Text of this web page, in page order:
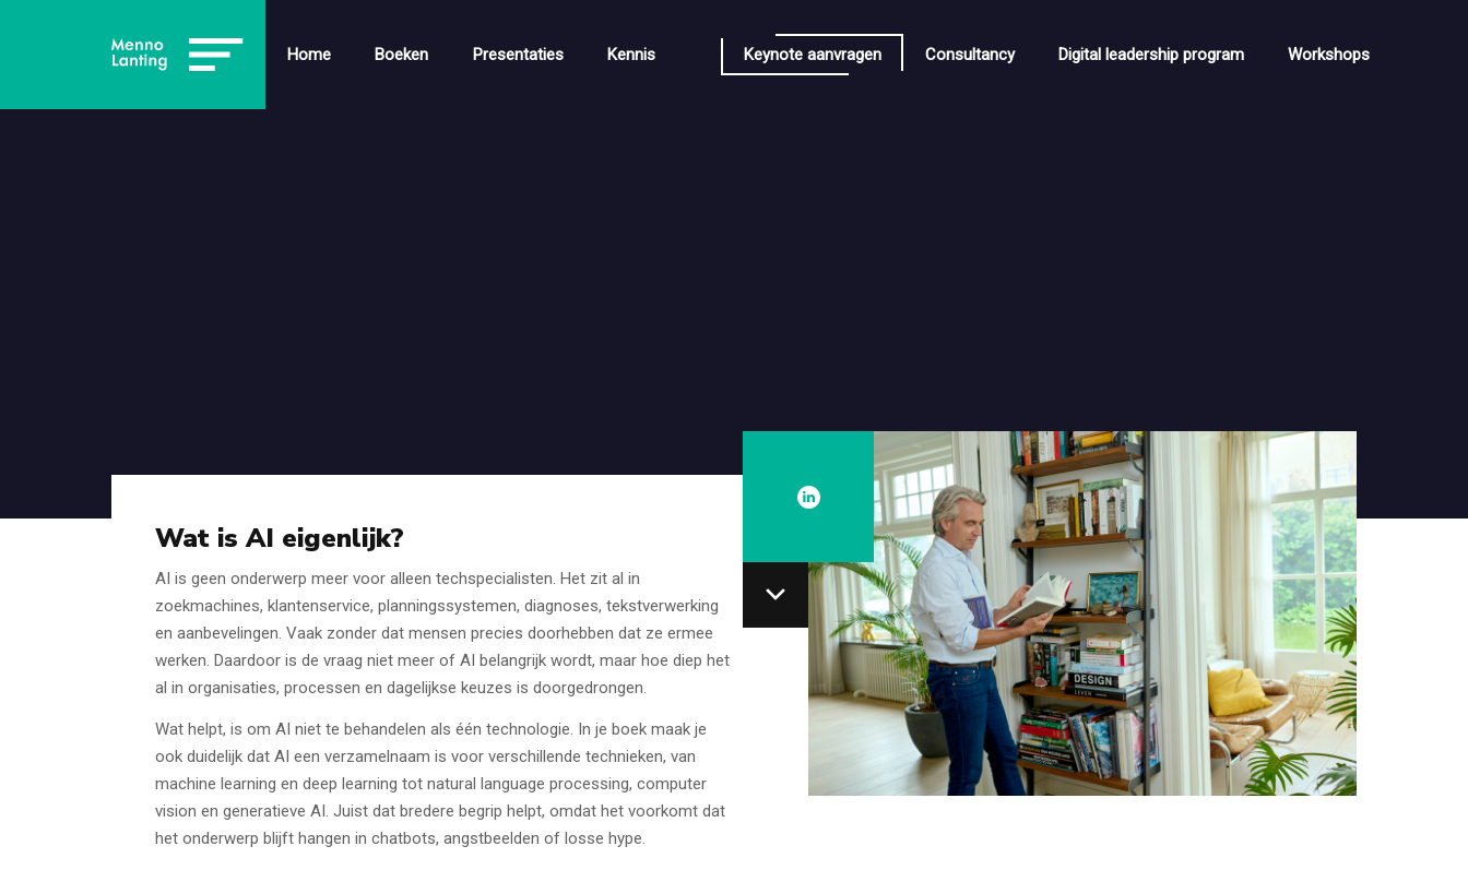
Wat is AI eigenlijk?
AI is geen onderwerp meer voor alleen techspecialisten. Het zit al in
zoekmachines, klantenservice, planningssystemen, diagnoses, tekstverwerking
en aanbevelingen. Vaak zonder dat mensen precies doorhebben dat ze ermee
werken. Daardoor is de vraag niet meer of AI belangrijk wordt, maar hoe diep het
al in organisaties, processen en dagelijkse keuzes is doorgedrongen.
Wat helpt, is om AI niet te behandelen als één technologie. In je boek maak je
ook duidelijk dat AI een verzamelnaam is voor verschillende technieken, van
machine learning en deep learning tot natural language processing, computer
vision en generatieve AI. Juist dat bredere begrip helpt, omdat het voorkomt dat
het onderwerp blijft hangen in chatbots, angstbeelden of losse hype.
Home Boeken Presentaties Kennis Keynote aanvragen Consultancy Digital leadership program Workshops